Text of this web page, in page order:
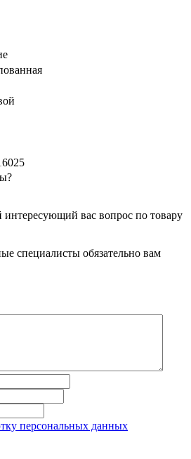
вас вопрос по товару
специалисты обязательно вам
персональных данных